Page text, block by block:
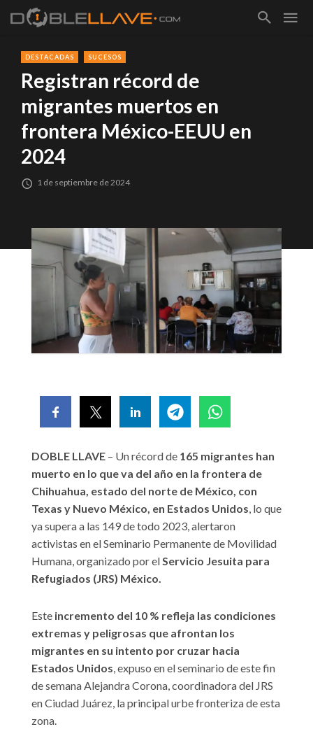
DESTACADAS SUCESOS
Registran récord de
migrantes muertos en
frontera México-EEUU en
2024
1 de septiembre de 2024
DOBLE LLAVE – Un récord de 165 migrantes han
muerto en lo que va del año en la frontera de
Chihuahua, estado del norte de México, con
Texas y Nuevo México, en Estados Unidos, lo que
ya supera a las 149 de todo 2023, alertaron
activistas en el Seminario Permanente de Movilidad
Humana, organizado por elServicio Jesuita para
Refugiados (JRS) México.
Este incremento del 10 % refleja las condiciones
extremas y peligrosas que afrontan los
migrantes en su intento por cruzar hacia
Estados Unidos, expuso en el seminario de este fin
de semana Alejandra Corona, coordinadora del JRS
en Ciudad Juárez, la principal urbe fronteriza de esta
zona.